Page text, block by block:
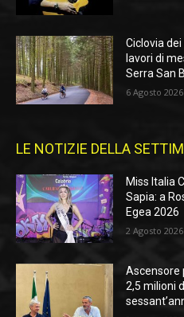
Ciclovia
lavori di
Serra San
6 Agosto 2026
LE NOTIZIE DELLA
Miss Italia
Sapia: a
Egea 2026
2 Agosto 2026
Ascensore
2,5 milioni